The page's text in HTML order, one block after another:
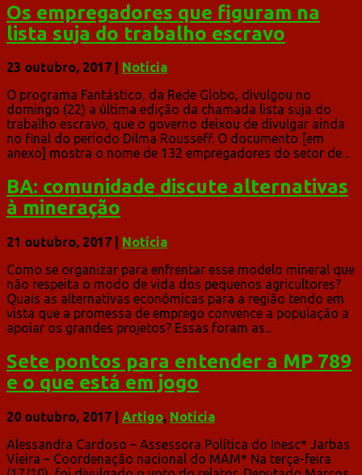
Os empregadores que figuram na
lista suja do trabalho escravo
23 outubro, 2017
Notícia
O programa Fantástico, da Rede Globo, divulgou no
domingo (22) a última edição da chamada lista suja do
trabalho escravo, que o governo deixou de divulgar ainda
no final do período Dilma Rousseff. O documento [em
anexo] mostra o nome de 132 empregadores do setor de...
BA: comunidade discute alternativas
à mineração
21 outubro, 2017
Notícia
Como se organizar para enfrentar esse modelo mineral que
não respeita o modo de vida dos pequenos agricultores?
Quais as alternativas econômicas para a região tendo em
vista que a promessa de emprego convence a população a
apoiar os grandes projetos? Essas foram as...
Sete pontos para entender a MP 789
e o que está em jogo
20 outubro, 2017 Artigo, Notícia
Alessandra Cardoso – Assessora Política do Inesc* Jarbas
Vieira – Coordenação nacional do MAM* Na terça-feira